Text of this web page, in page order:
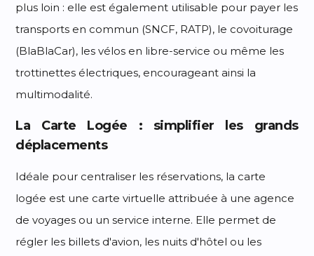
plus loin : elle est également utilisable pour payer les
transports en commun (SNCF, RATP), le covoiturage
(BlaBlaCar), les vélos en libre-service ou même les
trottinettes électriques, encourageant ainsi la
multimodalité.
La Carte Logée : simplifier les grands
déplacements
Idéale pour centraliser les réservations, la carte
logée est une carte virtuelle attribuée à une agence
de voyages ou un service interne. Elle permet de
régler les billets d'avion, les nuits d'hôtel ou les